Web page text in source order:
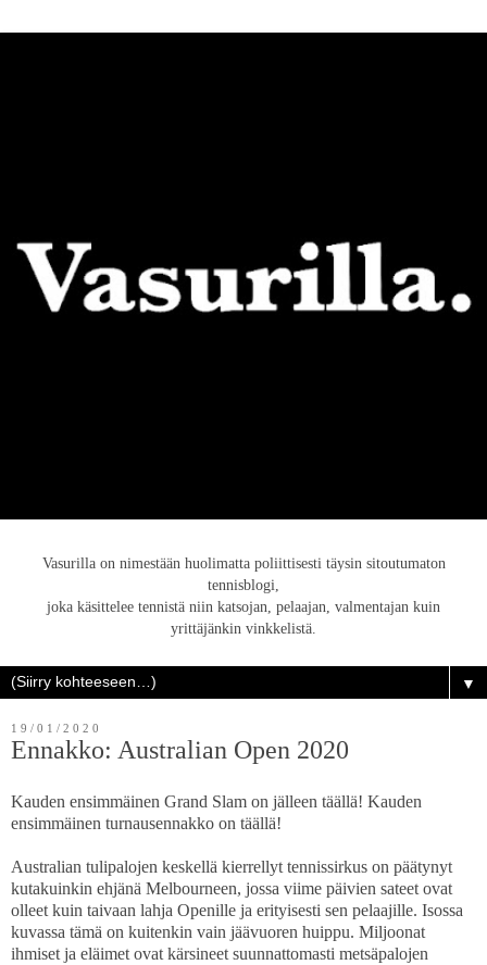
Vasurilla on nimestään huolimatta poliittisesti täysin sitoutumaton
tennisblogi,
joka käsittelee tennistä niin katsojan, pelaajan, valmentajan kuin
yrittäjänkin vinkkelistä.
▼
19/01/2020
Ennakko: Australian Open 2020
Kauden ensimmäinen Grand Slam on jälleen täällä! Kauden
ensimmäinen turnausennakko on täällä!
Australian tulipalojen keskellä kierrellyt tennissirkus on päätynyt
kutakuinkin ehjänä Melbourneen, jossa viime päivien sateet ovat
olleet kuin taivaan lahja Openille ja erityisesti sen pelaajille. Isossa
kuvassa tämä on kuitenkin vain jäävuoren huippu. Miljoonat
ihmiset ja eläimet ovat kärsineet suunnattomasti metsäpalojen